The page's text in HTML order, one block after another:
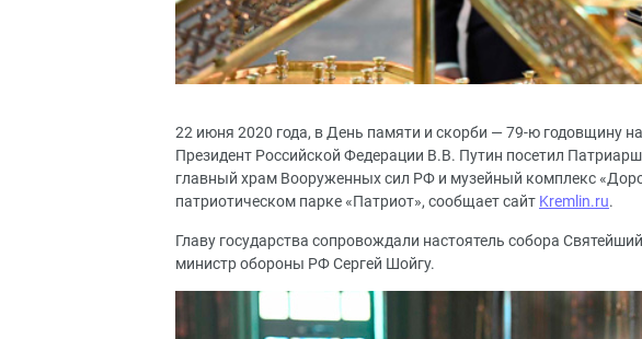
22 июня 2020 года, в День памяти и скорби — 79-ю годовщину
Президент Российской Федерации В.В. Путин посетил
главный храм Вооруженных сил РФ и музейный комплекс
патриотическом парке «Патриот», сообщает сайт Kremlin.ru.
Главу государства сопровождали настоятель собора
министр обороны РФ Сергей Шойгу.